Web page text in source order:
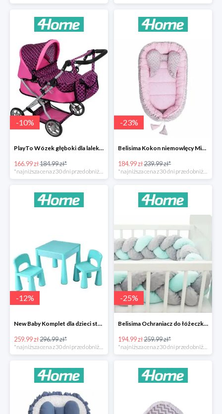
-10%
PlayTo Wózek głęboki dla lalek Viola -10%
166.99 zł184.99 zł*
-23%
Belisima Kokon niemowlęcy Minky Sweet Baby -23%
184.99 zł239.99 zł*
-12%
New Baby Komplet dla dzieci stolik i krzesełka -12%
259.99 zł296.99 zł*
*najniższa cena z 30 dni przed obniżką
-25%
Belisima Ochraniacz do łóżeczka Warkocz -25%
194.99 zł259.99 zł*
*najniższa cena z 30 dni przed obniżką